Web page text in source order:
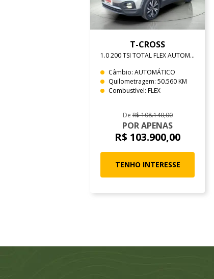
T-CROSS
1.0 200 TSI TOTAL FLEX AUTOMÁTICO
Câmbio: AUTOMÁTICO
Quilometragem: 50.560 KM
Combustível: FLEX
DeR$ 108.140,00
POR APENAS
R$ 103.900,00
TENHO INTERESSE